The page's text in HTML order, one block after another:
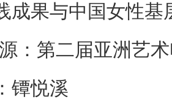
成果与中国女性基
第二届亚洲艺术
悦溪